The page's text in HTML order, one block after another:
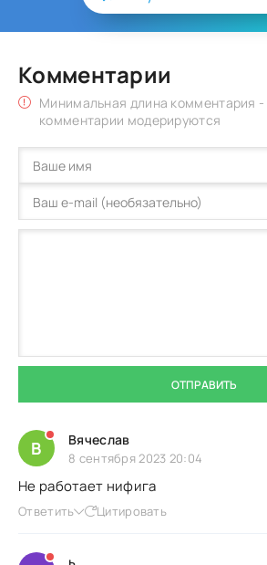
Комментарии
Минимальная длина комментария -
комментарии модерируются
ОТПРАВИТЬ
В Вячеслав
8 сентября 2023 20:04
Не работает нифига
Ответить Цитировать
ь